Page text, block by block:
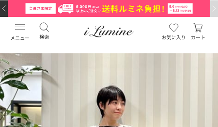
メニュー 検索 お気に入り カート